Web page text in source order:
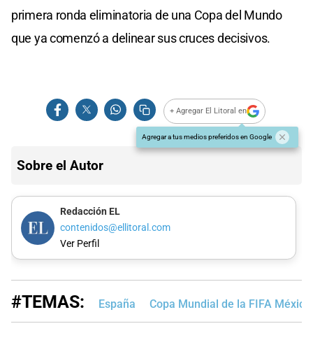
primera ronda eliminatoria de una Copa del Mundo
que ya comenzó a delinear sus cruces decisivos.
+ Agregar El Litoral en
Agregar a tus medios preferidos en Google
Sobre el Autor
Redacción EL
contenidos@ellitoral.com
Ver Perfil
#TEMAS: España Copa Mundial de la FIFA